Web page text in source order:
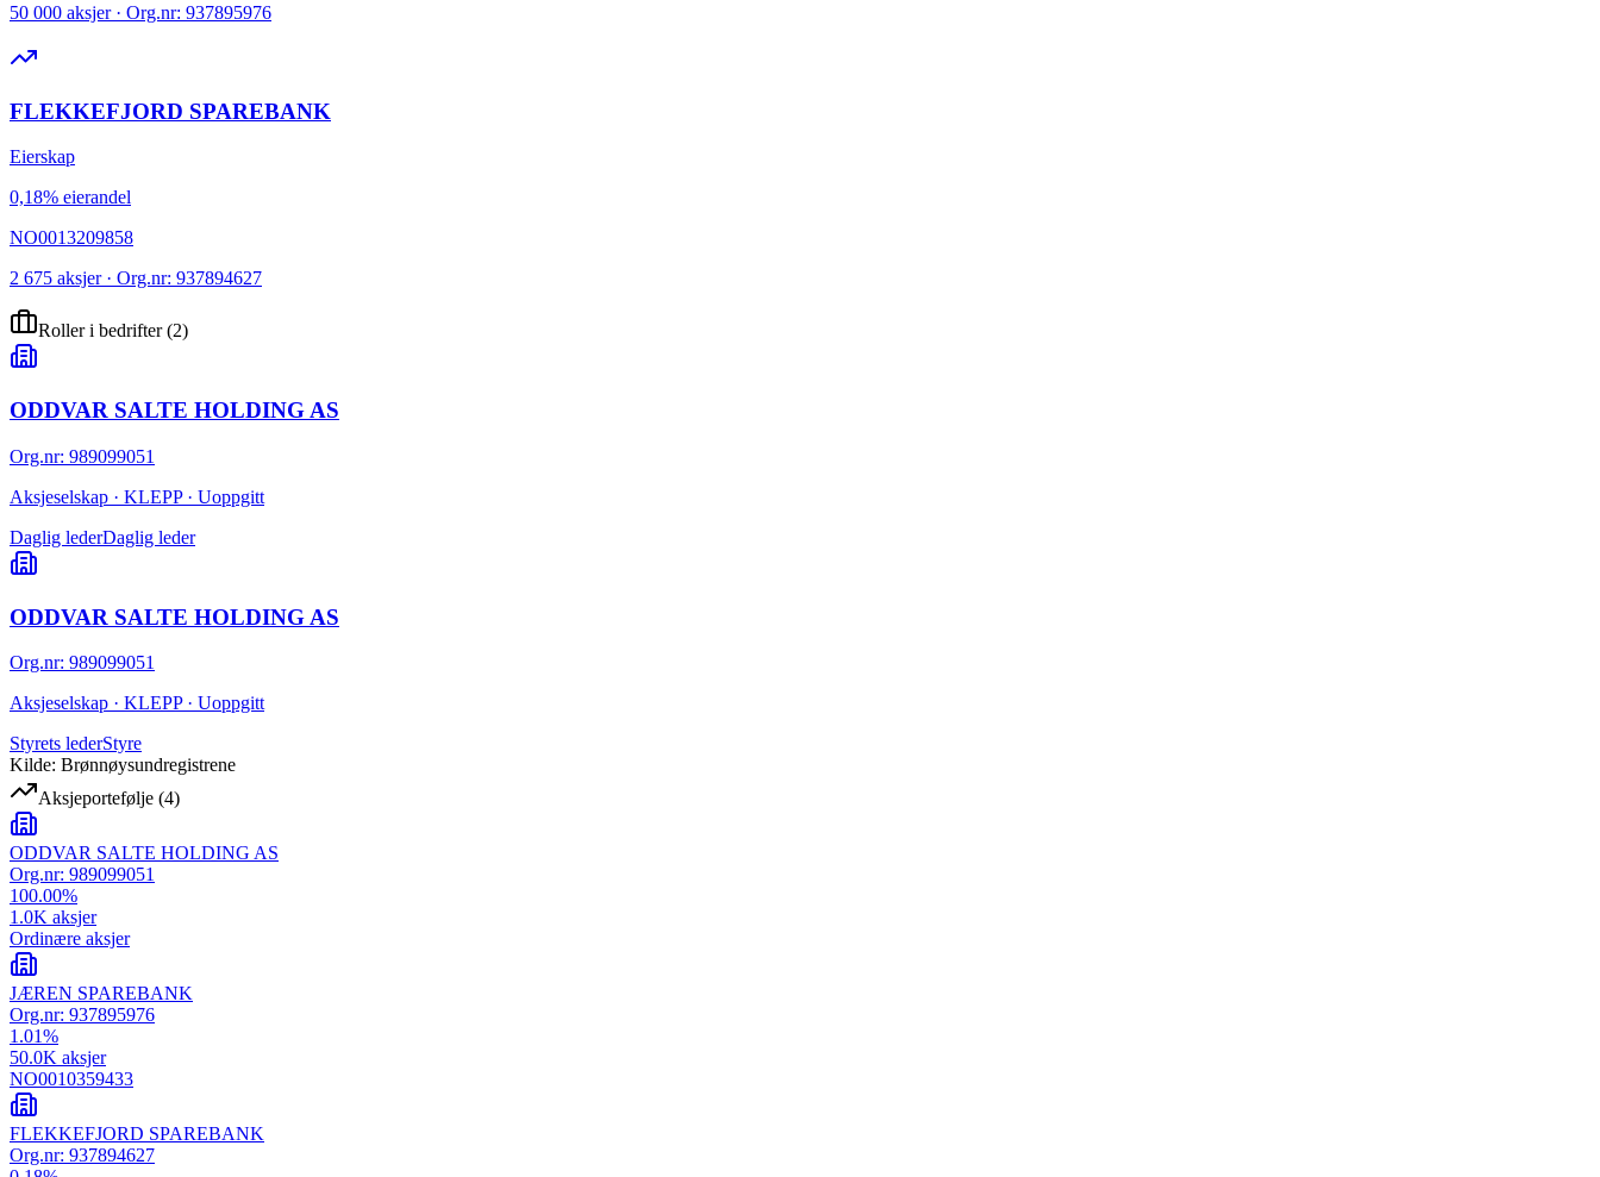
50 000 aksjer · Org.nr: 937895976
FLEKKEFJORD SPAREBANK
Eierskap
0,18% eierandel
NO0013209858
2 675 aksjer · Org.nr: 937894627
Roller i bedrifter(2)
ODDVAR SALTE HOLDING AS
Org.nr: 989099051
Aksjeselskap · KLEPP · Uoppgitt
Daglig lederDaglig leder
ODDVAR SALTE HOLDING AS
Org.nr: 989099051
Aksjeselskap · KLEPP · Uoppgitt
Styrets lederStyre
Kilde: Brønnøysundregistrene
Aksjeportefølje (4)
ODDVAR SALTE HOLDING AS
Org.nr: 989099051
100.00%
1.0K aksjer
Ordinære aksjer
JÆREN SPAREBANK
Org.nr: 937895976
1.01%
50.0K aksjer
NO0010359433
FLEKKEFJORD SPAREBANK
Org.nr: 937894627